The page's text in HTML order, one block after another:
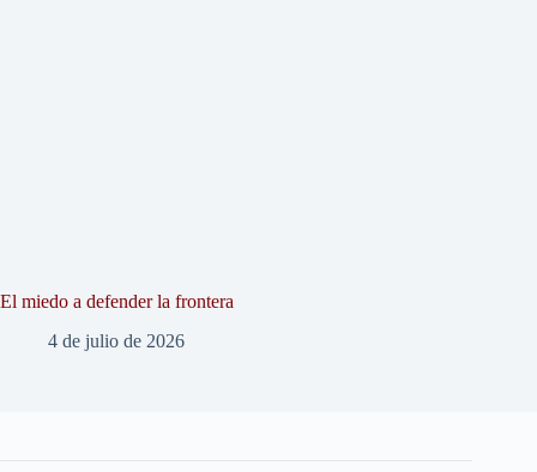
El miedo a defender la frontera
4 de julio de 2026